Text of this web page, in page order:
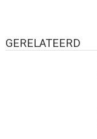
GERELATEERD